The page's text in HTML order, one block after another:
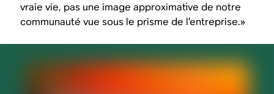
vraie vie, pas une image approximative de notre
communauté vue sous le prisme de l’entreprise.»